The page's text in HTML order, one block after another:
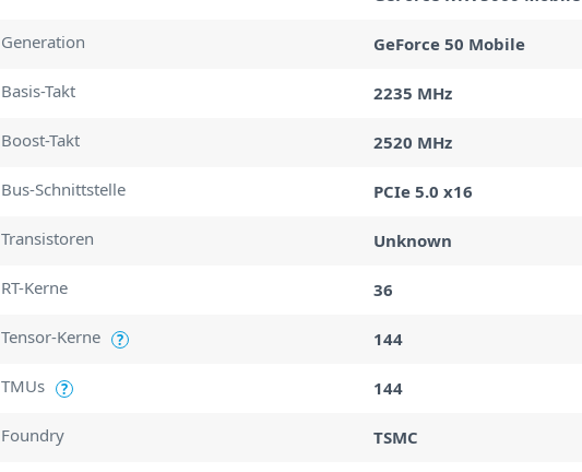
Generation GeForce 50 Mobile
Basis-Takt 2235 MHz
Boost-Takt 2520 MHz
Bus-Schnittstelle PCIe 5.0 x16
Transistoren Unknown
RT-Kerne 36
Tensor-Kerne ? 144
TMUs ? 144
Foundry TSMC